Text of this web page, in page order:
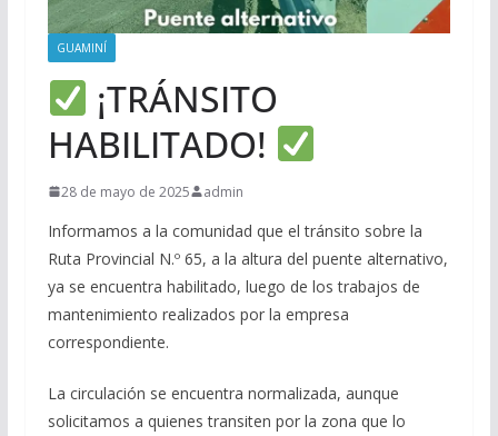
GUAMINÍ
¡TRÁNSITO
HABILITADO!
28 de mayo de 2025 admin
Informamos a la comunidad que el tránsito sobre la
Ruta Provincial N.º 65, a la altura del puente alternativo,
ya se encuentra habilitado, luego de los trabajos de
mantenimiento realizados por la empresa
correspondiente.
La circulación se encuentra normalizada, aunque
solicitamos a quienes transiten por la zona que lo